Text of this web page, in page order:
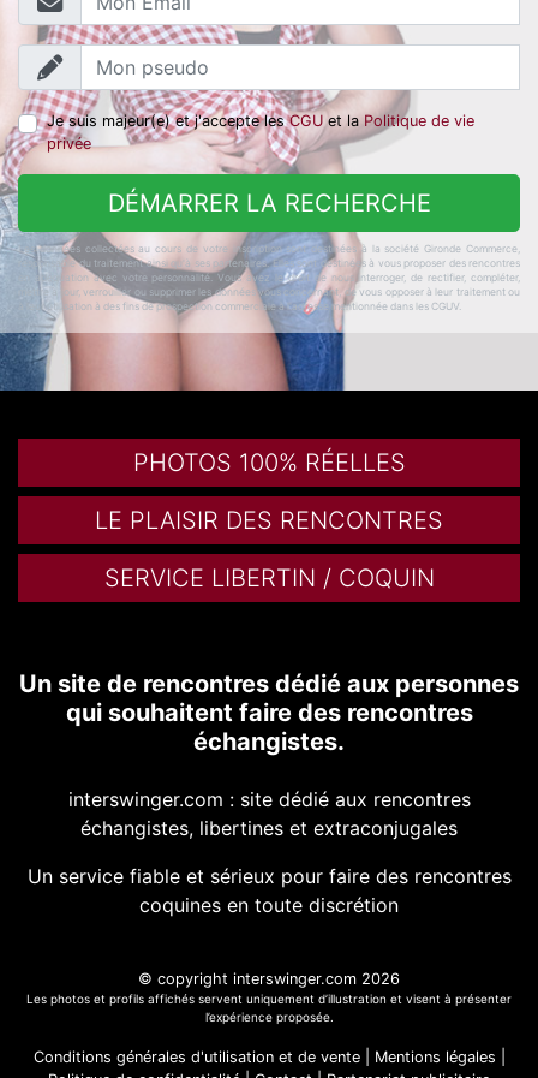
Je suis majeur(e) et j'accepte lesCGUet laPolitique de vie
privée
DÉMARRER LA RECHERCHE
Les données collectées au cours de votre inscription sont destinées à la société Gironde Commerce,
responsable du traitement ainsi qu'à ses partenaires. Elles sont destinées à vous proposer des rencontres
en adéquation avec votre personnalité. Vous avez le droit de nous interroger, de rectifier, compléter,
mettre à jour, verrouiller ou supprimer les données vous concernant, de vous opposer à leur traitement ou
à leur utilisation à des fins de prospection commerciale à l'adresse mentionnée dans les CGUV.
PHOTOS 100% RÉELLES
LE PLAISIR DES RENCONTRES
SERVICE LIBERTIN / COQUIN
Un site de rencontres dédié aux personnes
qui souhaitent faire des rencontres
échangistes.
interswinger.com : site dédié aux rencontres
échangistes, libertines et extraconjugales
Un service fiable et sérieux pour faire des rencontres
coquines en toute discrétion
© copyright interswinger.com 2026
Les photos et profils affichés servent uniquement d’illustration et visent à présenter
l’expérience proposée.
Conditions générales d'utilisation et de vente| Mentions légales